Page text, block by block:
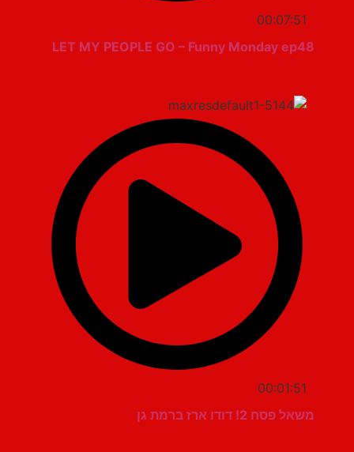
00:07:51
LET MY PEOPLE GO – Funny Monday ep48
00:01:51
משאל פסח 2! דודו ארז ברמת גן